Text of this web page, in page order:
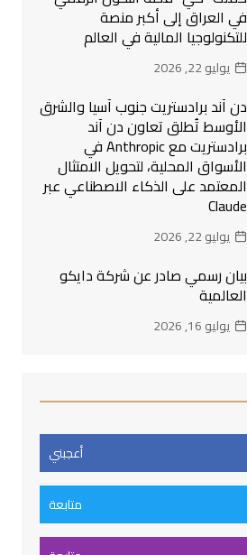
في العراق إلى أكبر منصة
للتكنولوجيا المالية في العالم
يوليو 22, 2026
دن آند برادستريت جنوب آسيا والشرق
الأوسط تُطلق تعاون دن آند
برادستريت مع Anthropic في
الأسواق المحلية، لتحويل الامتثال
المعتمد على الذكاء الاصطناعي عبر
Claude
يوليو 22, 2026
بيان رسمي صادر عن شركة دايكو
العالمية
يوليو 16, 2026
أعجبني
متابعة